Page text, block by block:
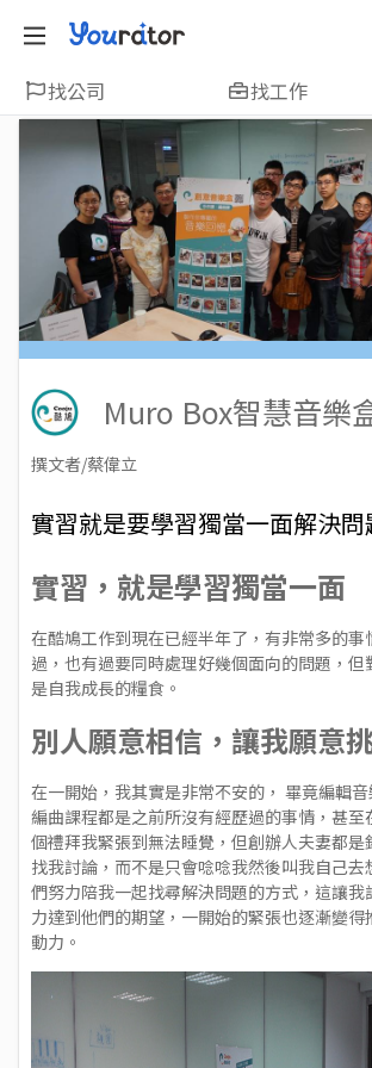
找公司 找工作
Muro Box智慧音樂
撰文者/蔡偉立
實習就是要學習獨當一面解決問
實習，就是學習獨當一面
在酷鳩工作到現在已經半年了，有非常多的事
過，也有過要同時處理好幾個面向的問題，但
是自我成長的糧食。
別人願意相信，讓我願意
在一開始，我其實是非常不安的， 畢竟編輯
編曲課程都是之前所沒有經歷過的事情，甚至
個禮拜我緊張到無法睡覺，但創辦人夫妻都是
找我討論，而不是只會唸唸我然後叫我自己
們努力陪我一起找尋解決問題的方式，這讓我
力達到他們的期望，一開始的緊張也逐漸變
動力。